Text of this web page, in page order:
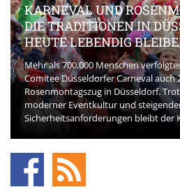
KARNEVAL UND
DIE TRADITIONEN IN
HEUTE LEBENDIG
Mehr als 700.000 Menschen
Comitee Düsseldorfer Carneval auch
Rosenmontagszug in Düsseldorf.
moderner Eventkultur und
Sicherheitsanforderungen bleibt der